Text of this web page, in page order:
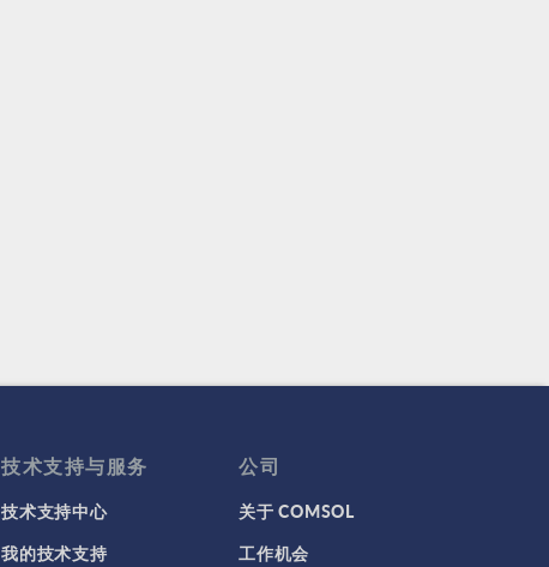
技术支持与服务
技术支持中心
我的技术支持
公司
关于 COMSOL
工作机会